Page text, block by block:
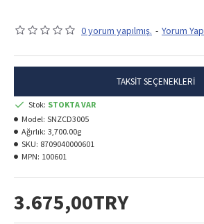
0 yorum yapılmış. - Yorum Yap
TAKSIT SEÇENEKLERI
3.675,00TRY
Stok: STOKTA VAR
Model: SNZCD3005
Ağırlık: 3,700.00g
SKU: 8709040000601
MPN: 100601